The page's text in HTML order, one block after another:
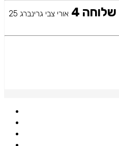
אורי צבי גרינברג 25